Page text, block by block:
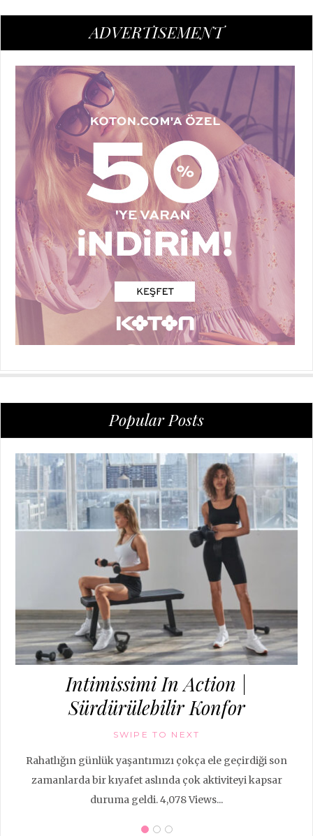
ADVERTISEMENT
Popular Posts
Intimissimi In Action |
Sürdürülebilir Konfor
SWIPE TO NEXT
Rahatlığın günlük yaşantımızı çokça ele geçirdiği son
zamanlarda bir kıyafet aslında çok aktiviteyi kapsar
duruma geldi. 4,078 Views...